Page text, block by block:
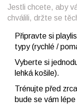
Jestli chcete, aby
chválili, držte se
Připravte si
typy (rychlé /
Vyberte si
lehká košile).
Trénujte před
bude se vám